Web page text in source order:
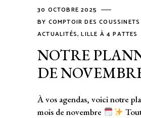
30 OCTOBRE 2025
BY COMPTOIR DES COUSSINETS
ACTUALITÉS,LILLE À 4 PATTES
NOTRE
DE
À vos agendas, voici notre
mois de novembre